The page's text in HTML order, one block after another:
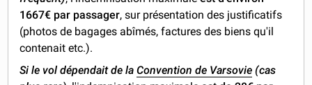
1667€ par passager, sur présentation des justificatifs
(photos de bagages abîmés, factures des biens qu'il
contenait etc.).
Si le vol dépendait de laConvention de Varsovie (cas